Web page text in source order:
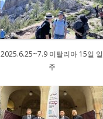
2025.6.25~7.9 이탈리아 15일 일
주